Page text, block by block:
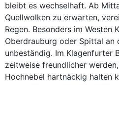
bleibt es wechselhaft. Ab
Quellwolken zu erwarten,
Regen. Besonders im Westen
Oberdrauburg oder Spittal an
unbeständig. Im Klagenfurter
zeitweise freundlicher
Hochnebel hartnäckig halten